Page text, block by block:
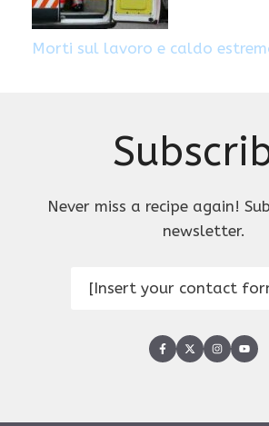
Morti sul lavoro e caldo
Never miss a recipe again!
newsletter.
[Insert your contact